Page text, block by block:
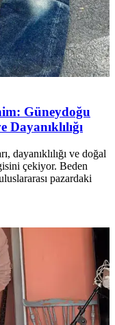
Güneydoğu
dayanıklılığı ve doğal
çekiyor. Beden
pazardaki